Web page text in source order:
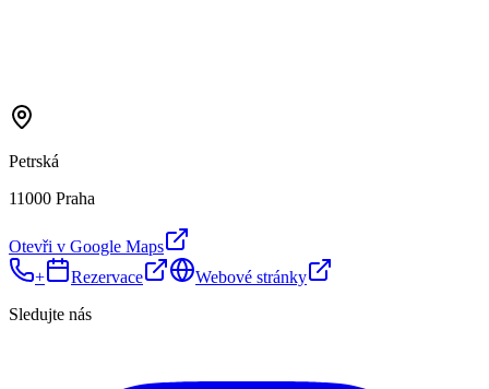
Petrská
11000 Praha
Otevři v Google Maps
+
Rezervace
Webové stránky
Sledujte nás